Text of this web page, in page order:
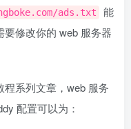
ads.txt
能
修改你的 web 服务器
系列文章，web 服务
配置可以为：